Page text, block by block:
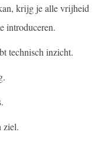
krijg je alle vrijheid
introduceren.
technisch inzicht.
ziel.